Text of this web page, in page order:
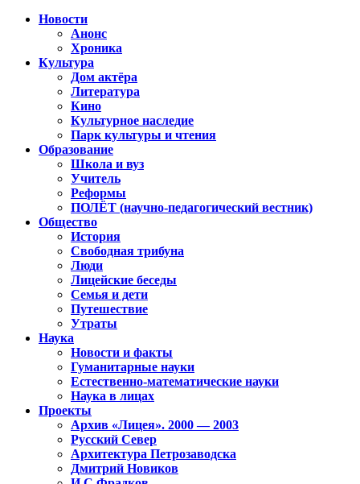
Новости
Анонс
Хроника
Культура
Дом актёра
Литература
Кино
Культурное наследие
Парк культуры и чтения
Образование
Школа и вуз
Учитель
Реформы
ПОЛЁТ (научно-педагогический вестник)
Общество
История
Свободная трибуна
Люди
Лицейские беседы
Семья и дети
Путешествие
Утраты
Наука
Новости и факты
Гуманитарные науки
Естественно-математические науки
Наука в лицах
Проекты
Архив «Лицея». 2000 — 2003
Русский Север
Архитектура Петрозаводска
Дмитрий Новиков